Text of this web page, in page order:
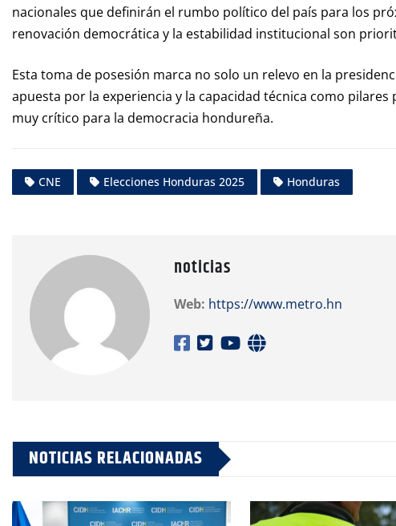
nacionales que definirán el rumbo político del país para los
renovación democrática y la estabilidad institucional son
Esta toma de posesión marca no solo un relevo en la
apuesta por la experiencia y la capacidad técnica como
muy crítico para la democracia hondureña.
CNE Elecciones Honduras 2025 Honduras
noticias
Web: https://www.metro.hn
NOTICIAS RELACIONADAS